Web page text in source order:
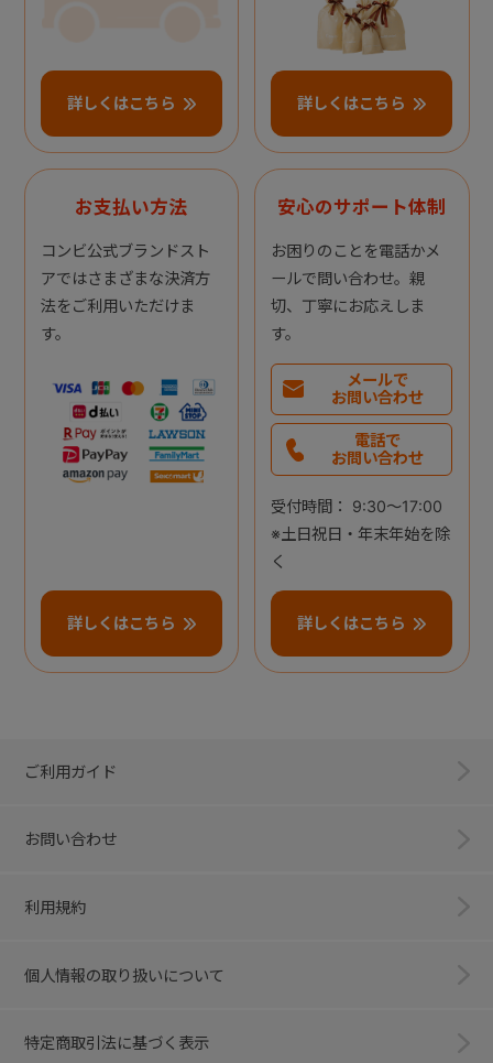
詳しくはこちら 詳しくはこちら
お支払い方法
コンビ公式ブランドスト
アではさまざまな決済方
法をご利用いただけま
す。
詳しくはこちら
安心のサポート体制
お困りのことを電話かメ
ールで問い合わせ。親
切、丁寧にお応えしま
す。
メールで
お問い合わせ
電話で
お問い合わせ
受付時間： 9:30～17:00
※土日祝日・年末年始を除
く
詳しくはこちら
ご利用ガイド
お問い合わせ
利用規約
個人情報の取り扱いについて
特定商取引法に基づく表示